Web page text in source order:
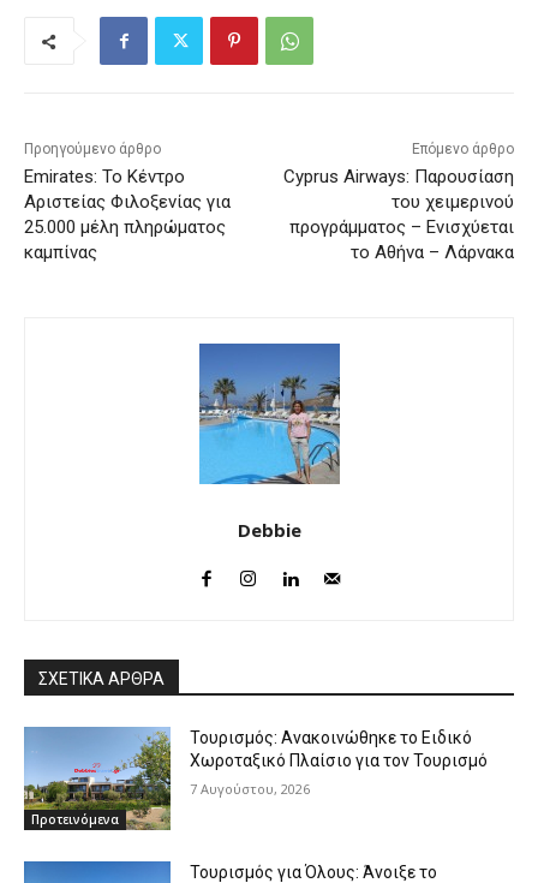
Προηγούμενο άρθρο
Emirates: Το Κέντρο
Αριστείας Φιλοξενίας για
25.000 μέλη πληρώματος
καμπίνας
Επόμενο άρθρο
Cyprus Airways: Παρουσίαση
του χειμερινού
προγράμματος – Ενισχύεται
το Αθήνα – Λάρνακα
Debbie
ΣΧΕΤΙΚΑ ΑΡΘΡΑ
Προτεινόμενα
Τουρισμός: Ανακοινώθηκε το Ειδικό
Χωροταξικό Πλαίσιο για τον Τουρισμό
7 Αυγούστου, 2026
Τουρισμός για Όλους: Άνοιξε το